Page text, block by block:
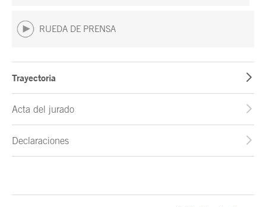
RUEDA DE PRENSA
Trayectoria
Acta del jurado
Declaraciones